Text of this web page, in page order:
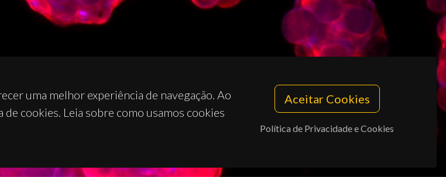
uma melhor experiência de navegação. Ao
cookies. Leia sobre como usamos cookies
Aceitar Cookies
Política de Privacidade e Cookies